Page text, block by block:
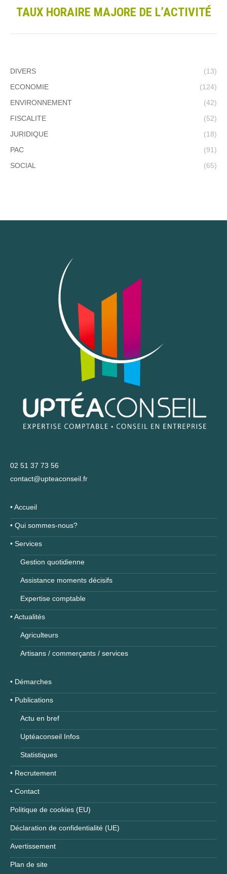
Article
TAUX HORAIRE MAJORE DE L’ACTIVITÉ
DIVERS
(13)
ECONOMIE
(124)
ENVIRONNEMENT
(42)
FISCALITE
(52)
JURIDIQUE
(18)
PAC
(91)
SOCIAL
(65)
02 51 37 73 56
contact@upteaconseil.fr
• Accueil
• Qui sommes-nous?
• Services
Gestion quotidienne
Assistance moments décisifs
Expertise comptable
• Actualités
Agriculteurs
Artisans / commerçants / services
• Démarches
• Publications
Actu en bref
Uptéaconseil Infos
Statistiques
• Recrutement
• Contact
Politique de cookies (EU)
Déclaration de confidentialité (UE)
Avertissement
Plan de site